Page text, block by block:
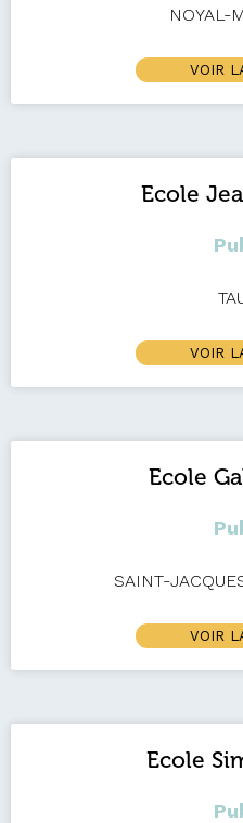
NOYAL-
VOIR
Ecole
VOIR
Ecole
SAINT-
VOIR
Ecole